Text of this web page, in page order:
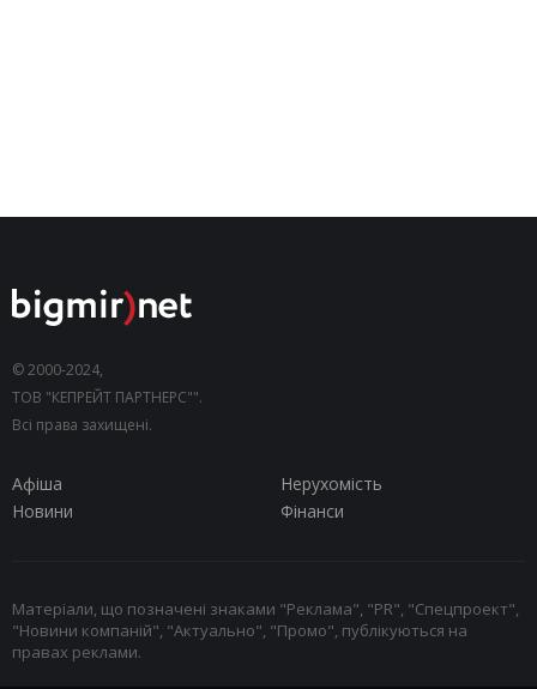
© 2000-2024,
ТОВ "КЕПРЕЙТ ПАРТНЕРС"".
Всі права захищені.
Афіша
Нерухомість
Новини
Фінанси
Матеріали, що позначені знаками "Реклама", "PR", "Спецпроект",
"Новини компаній", "Актуально", "Промо", публікуються на
правах реклами.